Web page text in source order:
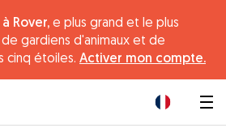
Rover, e plus grand et le plus
gardiens d'animaux et de
cinq étoiles. Activer mon compte.